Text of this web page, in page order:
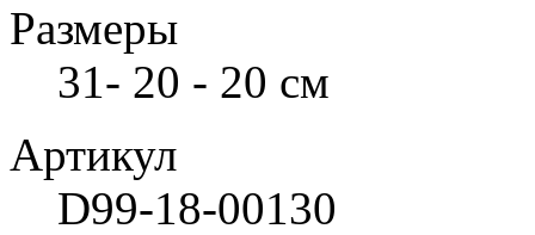
Размеры
31- 20 - 20 см
Артикул
D99-18-00130